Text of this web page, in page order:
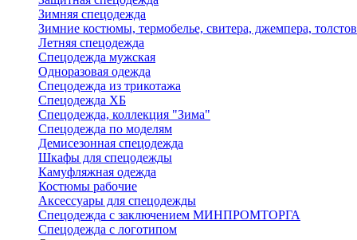
Зимняя спецодежда
Зимние костюмы, термобелье, свитера, джемпера,
Летняя спецодежда
Спецодежда мужская
Одноразовая одежда
Спецодежда из трикотажа
Спецодежда ХБ
Спецодежда, коллекция "Зима"
Спецодежда по моделям
Демисезонная спецодежда
Шкафы для спецодежды
Камуфляжная одежда
Костюмы рабочие
Аксессуары для спецодежды
Спецодежда с заключением МИНПРОМТОРГА
Спецодежда с логотипом